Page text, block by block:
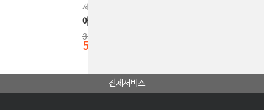
제주시 서부
에코그린리조트
330,000
51
전체서비스